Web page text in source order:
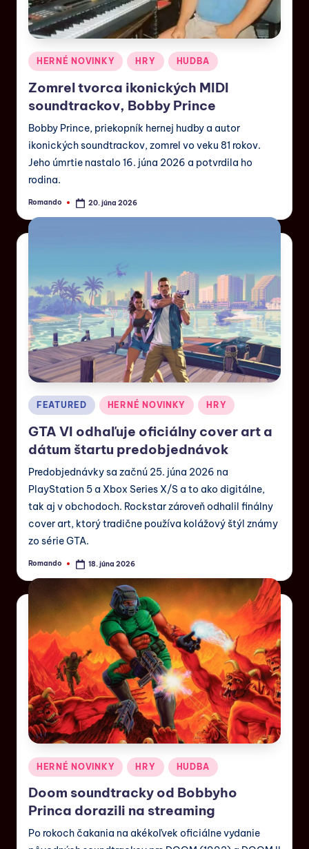
HERNÉ NOVINKY HRY HUDBA
Zomrel tvorca ikonických MIDI
soundtrackov, Bobby Prince
Bobby Prince, priekopník hernej hudby a autor
ikonických soundtrackov, zomrel vo veku 81 rokov.
Jeho úmrtie nastalo 16. júna 2026 a potvrdila ho
rodina.
Romando 20. júna 2026
FEATURED HERNÉ NOVINKY HRY
GTA VI odhaľuje oficiálny cover art a
dátum štartu predobjednávok
Predobjednávky sa začnú 25. júna 2026 na
PlayStation 5 a Xbox Series X/S a to ako digitálne,
tak aj v obchodoch. Rockstar zároveň odhalil finálny
cover art, ktorý tradične používa kolážový štýl známy
zo série GTA.
Romando 18. júna 2026
HERNÉ NOVINKY HRY HUDBA
Doom soundtracky od Bobbyho
Princa dorazili na streaming
Po rokoch čakania na akékoľvek oficiálne vydanie